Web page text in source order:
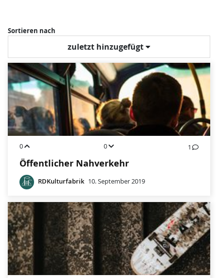
Sortieren nach
zuletzt hinzugefügt
0 0 1
Öffentlicher Nahverkehr
RDKulturfabrik 10. September 2019